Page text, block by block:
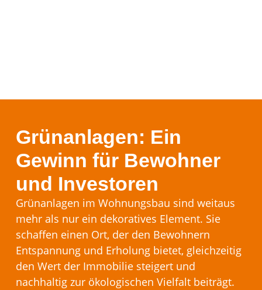
Grünanlagen: Ein
Gewinn für Bewohner
und Investoren
Grünanlagen im Wohnungsbau sind weitaus
mehr als nur ein dekoratives Element. Sie
schaffen einen Ort, der den Bewohnern
Entspannung und Erholung bietet, gleichzeitig
den Wert der Immobilie steigert und
nachhaltig zur ökologischen Vielfalt beiträgt.